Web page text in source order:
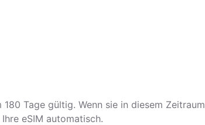
Tage gültig. Wenn sie in diesem Zeitraum
eSIM automatisch.